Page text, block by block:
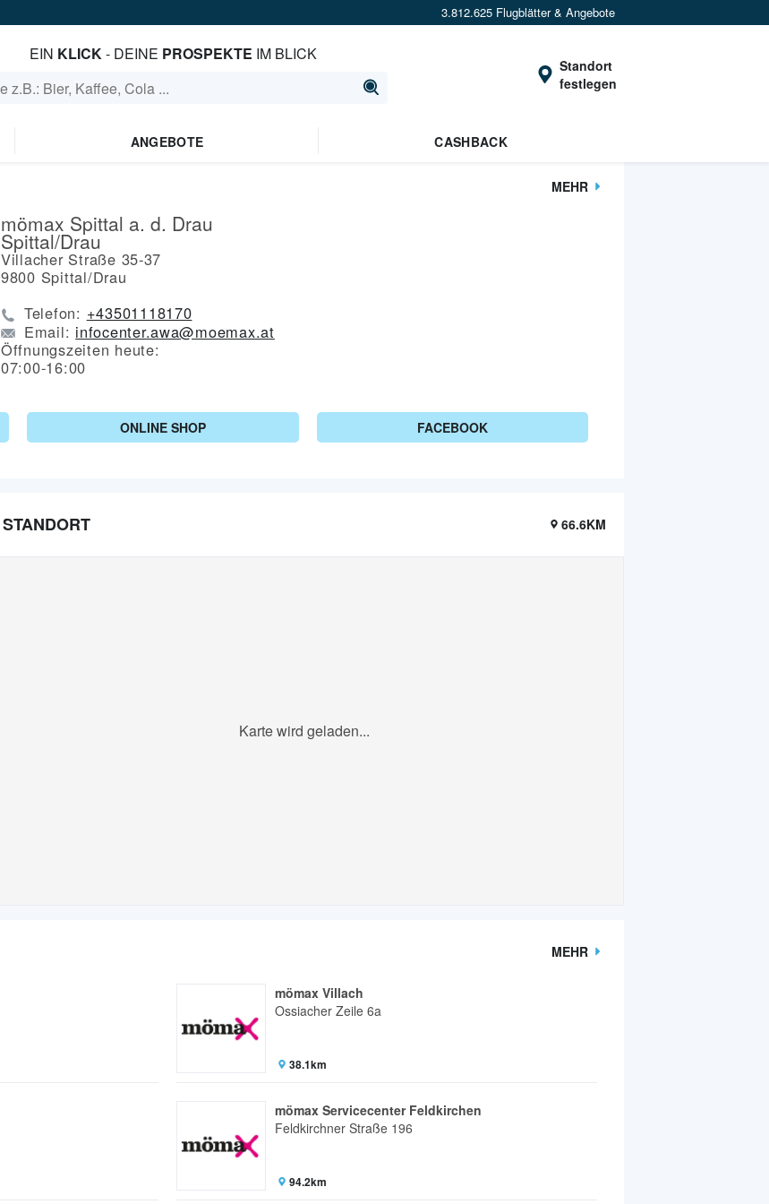
3.812.625 Flugblätter & Angebote
EIN KLICK- DEINE PROSPEKTE IM BLICK
Standort
festlegen
ANGEBOTE CASHBACK
MEHR
mömax Spittal a. d. Drau
Spittal/Drau
Villacher Straße 35-37
9800 Spittal/Drau
Telefon: +43501118170
Email: infocenter.awa@moemax.at
Öffnungszeiten heute:
07:00-16:00
ONLINE SHOP FACEBOOK
STANDORT 66.6KM
Karte wird geladen...
MEHR
mömax Villach
Ossiacher Zeile 6a
38.1km
mömax Servicecenter Feldkirchen
Feldkirchner Straße 196
94.2km